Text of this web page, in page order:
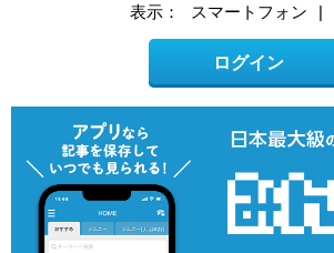
表示： スマートフォン |
ログイン